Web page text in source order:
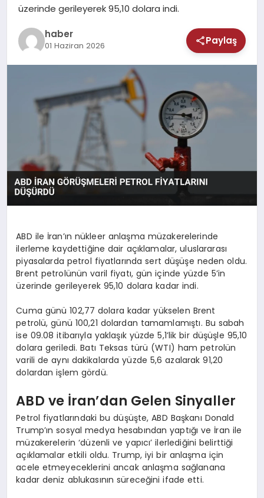
MAGAZIN
SAĞLIK
üzerinde gerileyerek 95,10 dolara indi.
haber
01 Haziran 2026 Paylaş
ABD ile İran’ın nükleer anlaşma müzakerelerinde
ilerleme kaydettiğine dair açıklamalar, uluslararası
piyasalarda petrol fiyatlarında sert düşüşe neden oldu.
Brent petrolünün varil fiyatı, gün içinde yüzde 5’in
üzerinde gerileyerek 95,10 dolara kadar indi.
Cuma günü 102,77 dolara kadar yükselen Brent
petrolü, günü 100,21 dolardan tamamlamıştı. Bu sabah
ise 09.08 itibarıyla yaklaşık yüzde 5,1’lik bir düşüşle 95,10
dolara geriledi. Batı Teksas türü (WTI) ham petrolün
varili de aynı dakikalarda yüzde 5,6 azalarak 91,20
dolardan işlem gördü.
ABD ve İran’dan Gelen Sinyaller
Petrol fiyatlarındaki bu düşüşte, ABD Başkanı Donald
Trump’ın sosyal medya hesabından yaptığı ve İran ile
müzakerelerin ‘düzenli ve yapıcı’ ilerlediğini belirttiği
açıklamalar etkili oldu. Trump, iyi bir anlaşma için
acele etmeyeceklerini ancak anlaşma sağlanana
kadar deniz ablukasının süreceğini ifade etti.